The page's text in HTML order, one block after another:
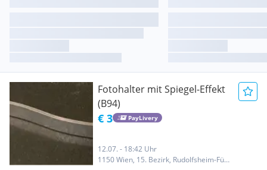
Fotohalter mit Spiegel-Effekt
(B94)
€ 3 PayLivery
12.07. - 18:42 Uhr
1150 Wien, 15. Bezirk, Rudolfsheim-Fünfhaus